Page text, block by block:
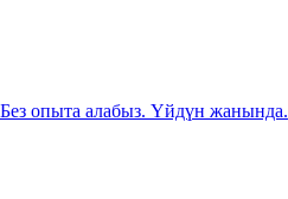
опыта алабыз. Үйдүн жанында.